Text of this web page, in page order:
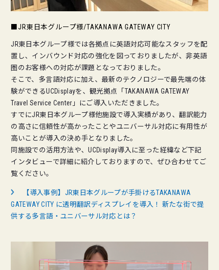
■JR東日本グループ様/TAKANAWA GATEWAY CITY
JR東日本グループ様では各拠点に英語対応可能なスタッフを配
置し、インバウンド対応の強化を図っておりましたが、非英語
圏のお客様への対応が課題となっておりました。
そこで、多言語対応に加え、最新のテクノロジーで最先端の体
験ができるUCDisplayを、観光拠点「TAKANAWA GATEWAY
Travel Service Center」にご導入いただきました。
すでにJR東日本グループ様他施設で導入実績があり、翻訳能力
の高さに信頼性が高かったことやユニバーサル対応に有用性が
高いことが導入の決め手となりました。
同施設での活用方法や、UCDisplay導入に至った経緯など下記
インタビューで詳細に紹介しておりますので、ぜひ合わせてご
覧ください。
【導入事例】JR東日本グループが手掛けるTAKANAWA
GATEWAY CITY に透明翻訳ディスプレイを導入！ 新たな街で提
供する多言語・ユニバーサル対応とは？